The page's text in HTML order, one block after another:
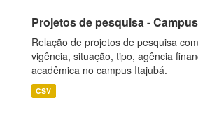
Projetos de pesquisa -
Relação de projetos de pesquisa
vigência, situação, tipo, agência
acadêmica no campus Itajubá.
CSV